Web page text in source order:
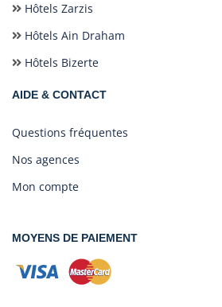
Hôtels Zarzis
Hôtels Ain Draham
Hôtels Bizerte
AIDE & CONTACT
Questions fréquentes
Nos agences
Mon compte
MOYENS DE PAIEMENT